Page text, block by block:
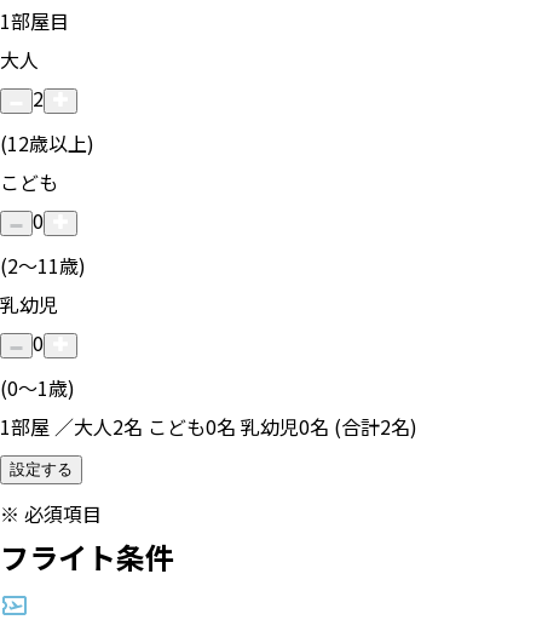
1部屋目
大人
2
(12歳以上)
こども
0
(2〜11歳)
乳幼児
0
(0〜1歳)
1部屋 ／大人2名 こども0名 乳幼児0名 (合計2名)
設定する
※ 必須項目
フライト条件